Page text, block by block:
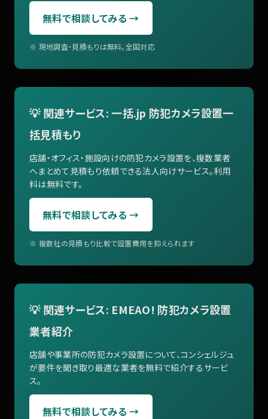
無料で相談してみる →
※ 現地調査・見積もりは無料。全国対応
💡 関連サービス: 一括.jp 防犯カメラ設置一
括見積もり
店舗・オフィス・施設向けの防犯カメラ設置を、複数業者
へまとめて見積もり依頼できる法人向けサービス。利用
料は無料です。
無料で相談してみる →
※ 複数社の見積もり比較で設置費用を抑えられます
💡 関連サービス: EMEAO! 防犯カメラ設置
業者紹介
店舗や事業所の防犯カメラ設置について、コンシェルジュ
が要件を聞き取り最適な業者を無料で紹介するサービ
ス。
無料で相談してみる →